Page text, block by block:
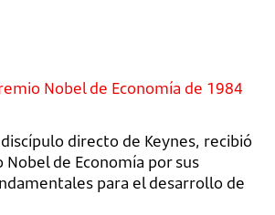
Nobel de Economía de 1984
directo de Keynes, recibió
de Economía por sus
para el desarrollo de